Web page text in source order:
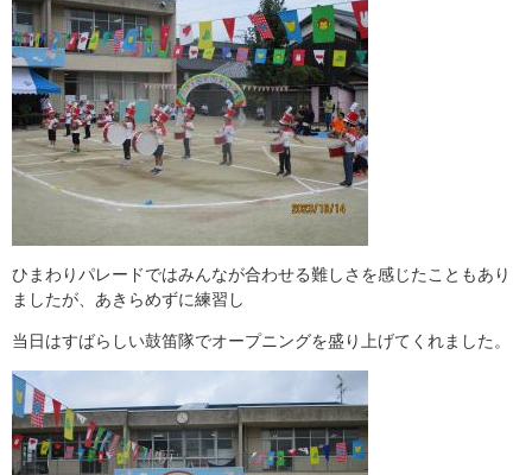
ひまわりパレードではみんなが合わせる難しさを感じたこともあり
ましたが、あきらめずに練習し
当日はすばらしい鼓笛隊でオープニングを盛り上げてくれました。